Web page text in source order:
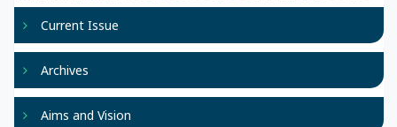
Current Issue
Archives
Aims and Vision